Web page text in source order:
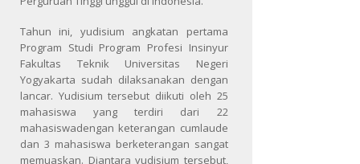
Tahun ini, yudisium angkatan pertama
Program Studi Program Profesi Insinyur
Fakultas Teknik Universitas Negeri
Yogyakarta sudah dilaksanakan dengan
lancar. Yudisium tersebut diikuti oleh 25
mahasiswa yang terdiri dari 22
mahasiswadengan keterangan cumlaude
dan 3 mahasiswa berketerangan sangat
memuaskan. Diantara yudisium tersebut,